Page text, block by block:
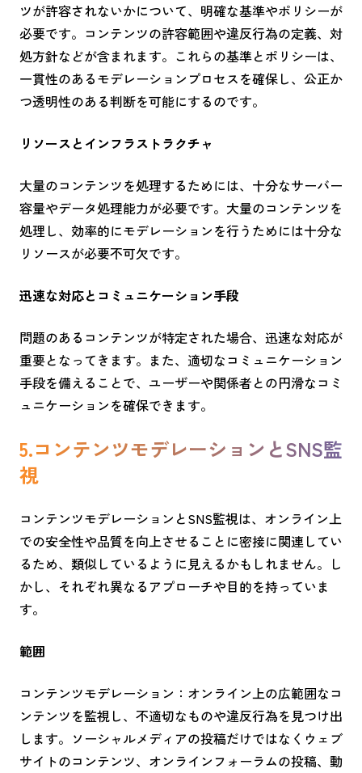
ツが許容されないかについて、明確な基準やポリシーが
必要です。コンテンツの許容範囲や違反行為の定義、対
処方針などが含まれます。これらの基準とポリシーは、
一貫性のあるモデレーションプロセスを確保し、公正か
つ透明性のある判断を可能にするのです。
リソースとインフラストラクチャ
大量のコンテンツを処理するためには、十分なサーバー
容量やデータ処理能力が必要です。大量のコンテンツを
処理し、効率的にモデレーションを行うためには十分な
リソースが必要不可欠です。
迅速な対応とコミュニケーション手段
問題のあるコンテンツが特定された場合、迅速な対応が
重要となってきます。また、適切なコミュニケーション
手段を備えることで、ユーザーや関係者との円滑なコミ
ュニケーションを確保できます。
5.コンテンツモデレーションとSNS監
視
コンテンツモデレーションとSNS監視は、オンライン上
での安全性や品質を向上させることに密接に関連してい
るため、類似しているように見えるかもしれません。し
かし、それぞれ異なるアプローチや目的を持っていま
す。
範囲
コンテンツモデレーション：オンライン上の広範囲なコ
ンテンツを監視し、不適切なものや違反行為を見つけ出
します。ソーシャルメディアの投稿だけではなくウェブ
サイトのコンテンツ、オンラインフォーラムの投稿、動